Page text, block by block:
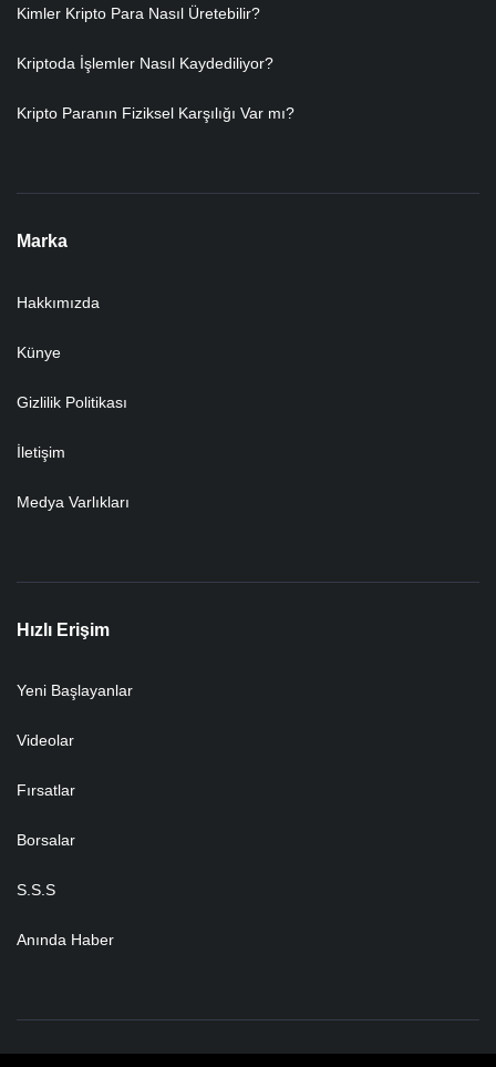
Kimler Kripto Para Nasıl Üretebilir?
Kriptoda İşlemler Nasıl Kaydediliyor?
Kripto Paranın Fiziksel Karşılığı Var mı?
Marka
Hakkımızda
Künye
Gizlilik Politikası
İletişim
Medya Varlıkları
Hızlı Erişim
Yeni Başlayanlar
Videolar
Fırsatlar
Borsalar
S.S.S
Anında Haber